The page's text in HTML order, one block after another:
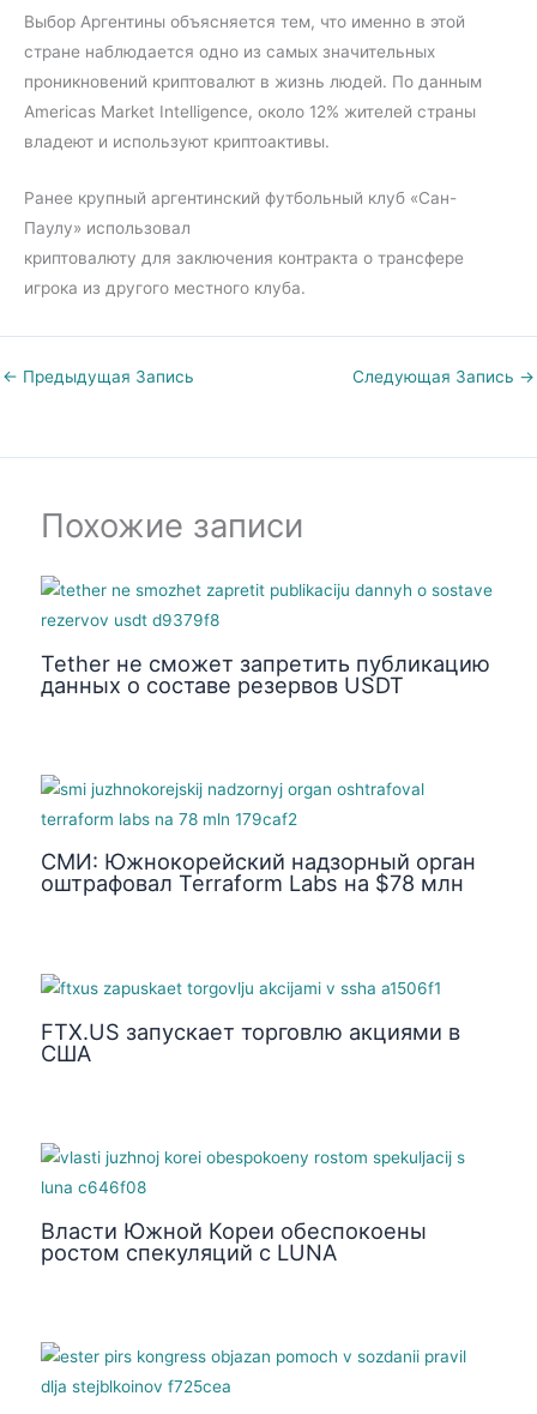
Выбор Аргентины объясняется тем, что именно в этой
стране наблюдается одно из самых значительных
проникновений криптовалют в жизнь людей. По данным
Americas Market Intelligence, около 12% жителей страны
владеют и используют криптоактивы.
Ранее крупный аргентинский футбольный клуб «Сан-
Паулу» использовал
криптовалюту для заключения контракта о трансфере
игрока из другого местного клуба.
← Предыдущая Запись Следующая Запись →
Похожие записи
Tether не сможет запретить публикацию
данных о составе резервов USDT
СМИ: Южнокорейский надзорный орган
оштрафовал Terraform Labs на $78 млн
FTX.US запускает торговлю акциями в
США
Власти Южной Кореи обеспокоены
ростом спекуляций с LUNA